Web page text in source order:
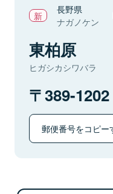
長野県
ナガノケン
東柏原
ヒガシカシワバラ
389-1202
郵便番号をコピー